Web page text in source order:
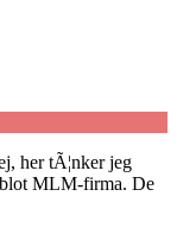
her tÃ¦nker jeg
blot MLM-firma. De